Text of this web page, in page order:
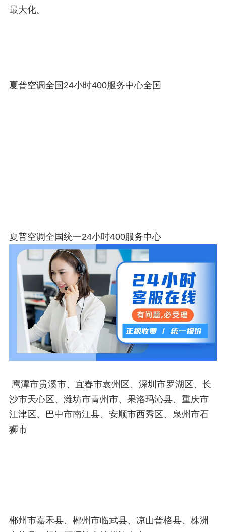
最大化。
夏普空调全国24小时400服务中心全国
夏普空调全国统一24小时400服务中心
鹰潭市贵溪市、宜春市袁州区、深圳市罗湖区、长
沙市天心区、潍坊市青州市、果洛玛沁县、重庆市
江津区、巴中市南江县、安顺市西秀区、泉州市石
狮市
郴州市嘉禾县、郴州市临武县、凉山普格县、株洲